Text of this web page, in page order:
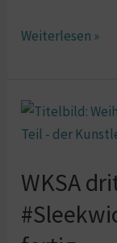
Weiterlesen »
WKSA
WKSA
dritter
#Sleekwich-
Endspurt
–